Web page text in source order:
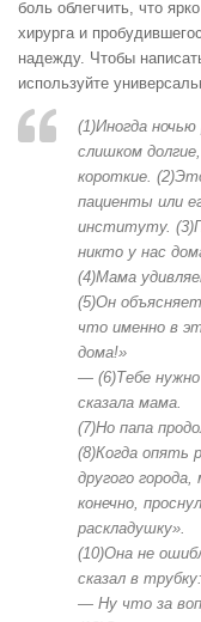
боль облегчить, что
хирурга и
надежду. Чтобы
используйте
(1)Иногда ночью
слишком долгие,
короткие.
пациенты или
институту.
никто у нас
(4)Мама
(5)Он объясняет
что именно в
дома!»
— (6)Тебе нужно
сказала мама.
(7)Но папа
(8)Когда опять
другого города,
конечно,
раскладушку».
(10)Она не
сказал в трубку:
— Ну что за